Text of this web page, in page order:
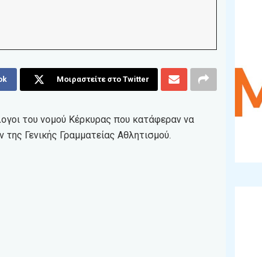
Μοιραστείτε στο Twitter
του νομού Κέρκυρας που κατάφεραν να
Γενικής Γραμματείας Αθλητισμού.